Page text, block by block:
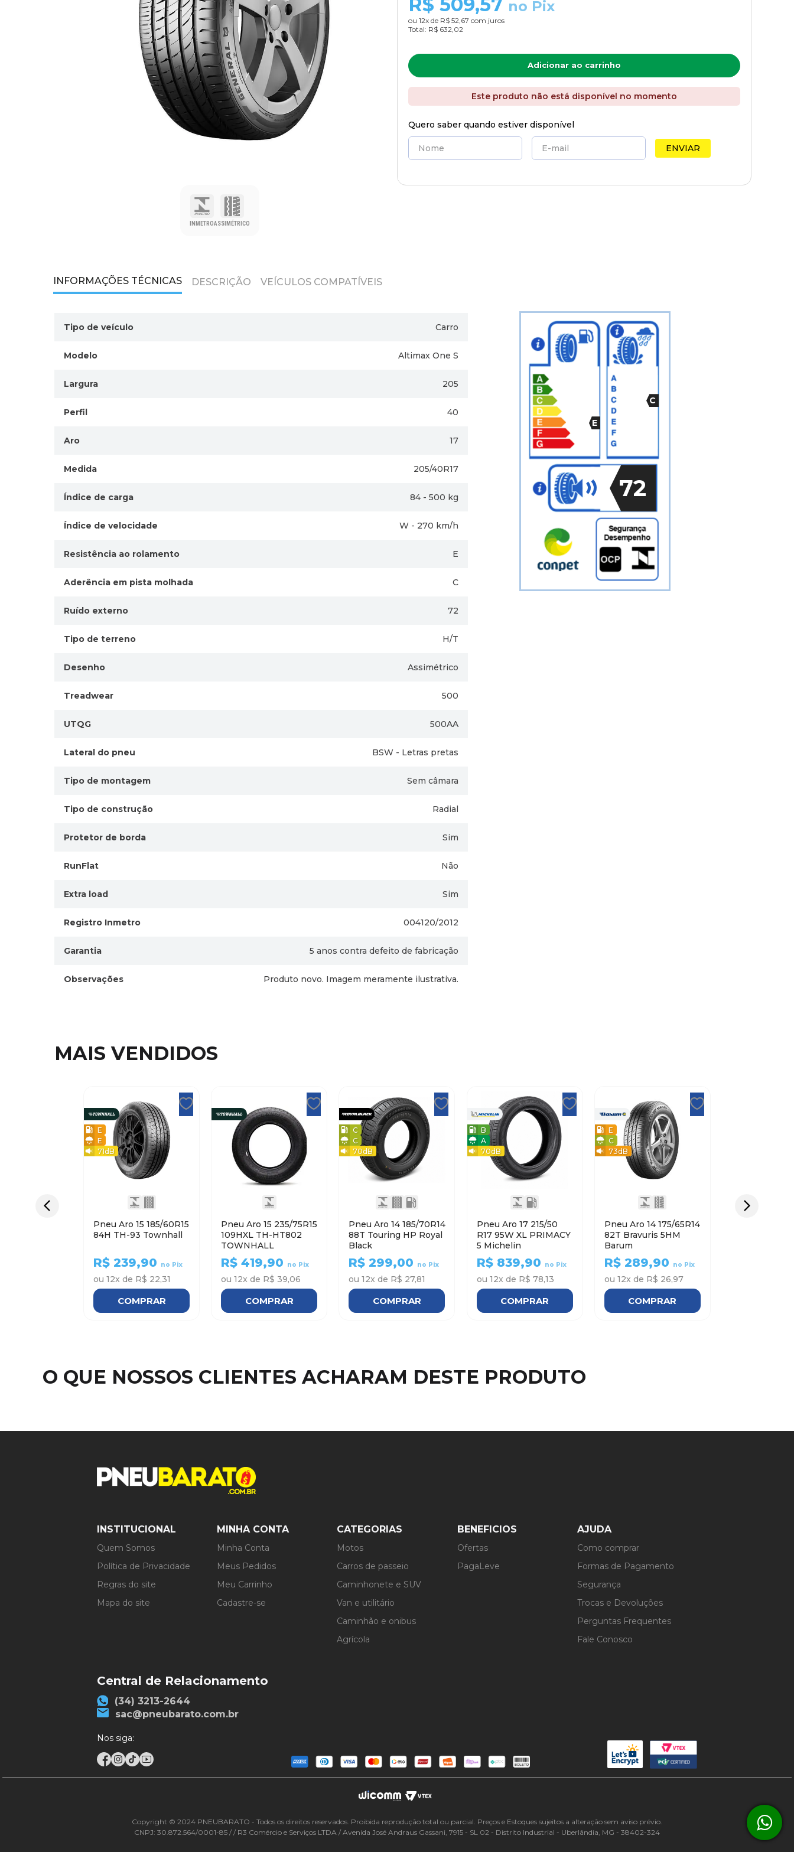
INMETROASSIMÉTRICO
no Pix
ou 12x de R$ 52,67 com juros
Total: R$ 632,02
Adicionar ao carrinho
Este produto não está disponível no momento
Quero saber quando estiver disponível
ENVIAR
INFORMAÇÕES TÉCNICAS DESCRIÇÃO VEÍCULOS COMPATÍVEIS
Tipo de veículo Carro
Modelo Altimax One S
Largura 205
Perfil 40
Aro 17
Medida 205/40R17
Índice de carga 84 - 500 kg
Índice de velocidade W - 270 km/h
Resistência ao rolamento E
Aderência em pista molhada C
Ruído externo 72
Tipo de terreno H/T
Desenho Assimétrico
Treadwear 500
UTQG 500AA
Lateral do pneu BSW - Letras pretas
Tipo de montagem Sem câmara
Tipo de construção Radial
Protetor de borda Sim
RunFlat Não
Extra load Sim
Registro Inmetro 004120/2012
Garantia 5 anos contra defeito de fabricação
Observações Produto novo. Imagem meramente ilustrativa.
C
E
72
MAIS VENDIDOS
E
E
71dB
Pneu Aro 15 185/60R15
84H TH-93 Townhall
R$239,90 no Pix
ou 12x de R$ 22,31
COMPRAR
Pneu Aro 15 235/75R15
109HXL TH-HT802
TOWNHALL
R$419,90 no Pix
ou 12x de R$ 39,06
COMPRAR
C
C
70dB
Pneu Aro 14 185/70R14
88T Touring HP Royal
Black
R$299,00 no Pix
ou 12x de R$ 27,81
COMPRAR
B
A
70dB
Pneu Aro 17 215/50
R17 95W XL PRIMACY
5 Michelin
R$ 839,90 no Pix
ou 12x de R$ 78,13
COMPRAR
E
C
73dB
Pneu Aro 14 175/65R14
82T Bravuris 5HM
Barum
R$ 289,90 no Pix
ou 12x de R$ 26,97
COMPRAR
O QUE NOSSOS CLIENTES ACHARAM DESTE PRODUTO
INSTITUCIONAL
Quem Somos
Política de Privacidade
Regras do site
Mapa do site
MINHA CONTA
Minha Conta
Meus Pedidos
Meu Carrinho
Cadastre-se
CATEGORIAS
Motos
Carros de passeio
Caminhonete e SUV
Van e utilitário
Caminhão e onibus
Agrícola
BENEFICIOS
Ofertas
PagaLeve
AJUDA
Como comprar
Formas de Pagamento
Segurança
Trocas e Devoluções
Perguntas Frequentes
Fale Conosco
Central de Relacionamento
(34) 3213-2644
sac@pneubarato.com.br
Nos siga:
Copyright © 2024 PNEUBARATO - Todos os direitos reservados. Proibida reprodução total ou parcial. Preços e Estoques sujeitos a alteração sem aviso prévio.
CNPJ: 30.872.564/0001-85 / / R3 Comércio e Serviços LTDA / Avenida José Andraus Gassani, 7915 - SL 02 - Distrito Industrial - Uberlândia, MG - 38402-324